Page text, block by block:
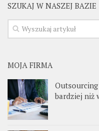
SZUKAJ W NASZEJ BAZIE
MOJA FIRMA
Outsourcing
bardziej niż